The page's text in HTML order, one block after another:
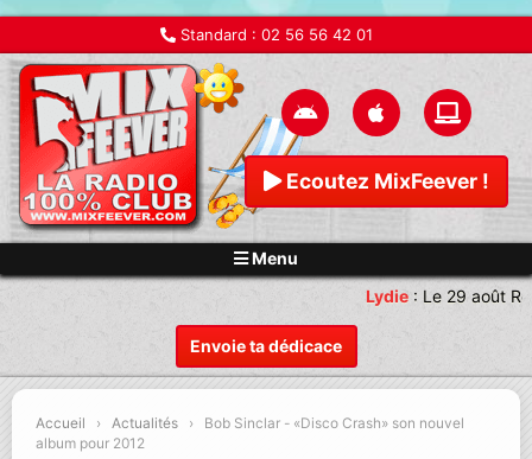
Standard : 02 56 56 42 01
Ecoutez MixFeever !
Menu
Envoie ta dédicace
Lydie:Le 29 août
Accueil › Actualités ›
Bob Sinclar - «Disco Crash» son nouvel
album pour 2012